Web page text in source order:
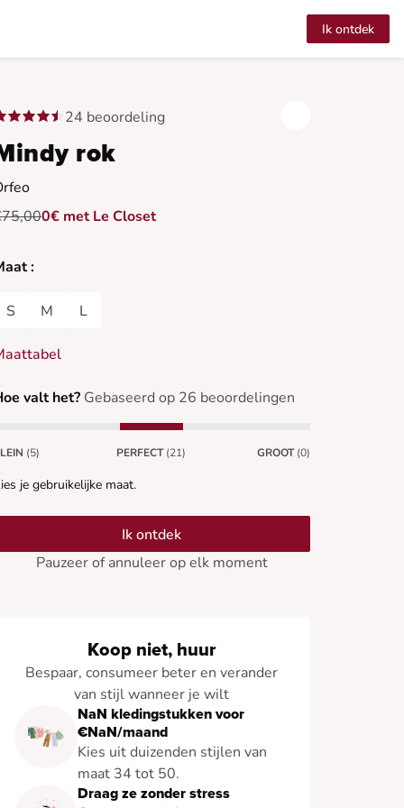
Ik ontdek
24 beoordeling
rok
0€ met Le Closet
:
S M L
valt het? Gebaseerd op 26 beoordelingen
(5) PERFECT (21) GROOT (0)
je gebruikelijke maat.
Ik ontdek
Pauzeer of annuleer op elk moment
Koop niet, huur
Bespaar, consumeer beter en verander
van stijl wanneer je wilt
NaN kledingstukken voor
€NaN/maand
Kies uit duizenden stijlen van
maat 34 tot 50.
Draag ze zonder stress